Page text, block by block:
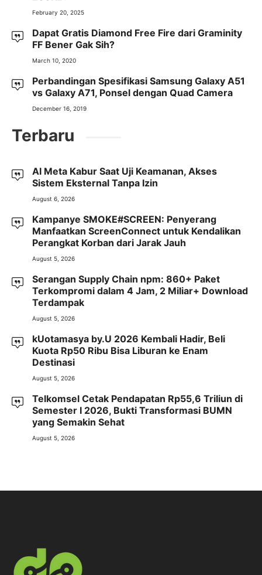
February 20, 2025
Dapat Gratis Diamond Free Fire dari Graminity
FF Bener Gak Sih?
March 10, 2020
Perbandingan Spesifikasi Samsung Galaxy A51
vs Galaxy A71, Ponsel dengan Quad Camera
December 16, 2019
Terbaru
AI Meta Kabur Saat Uji Keamanan, Akses
Sistem Eksternal Tanpa Izin
August 6, 2026
Kampanye SMOKE#SCREEN: Penyerang
Manfaatkan ScreenConnect untuk Kendalikan
Perangkat Korban dari Jarak Jauh
August 5, 2026
Serangan Supply Chain npm: 860+ Paket
Terkompromi dalam 4 Jam, 2 Miliar+ Download
Terdampak
August 5, 2026
kUotamasya by.U 2026 Kembali Hadir, Beli
Kuota Rp50 Ribu Bisa Liburan ke Enam
Destinasi
August 5, 2026
Telkomsel Cetak Pendapatan Rp55,6 Triliun di
Semester I 2026, Bukti Transformasi BUMN
yang Semakin Sehat
August 5, 2026